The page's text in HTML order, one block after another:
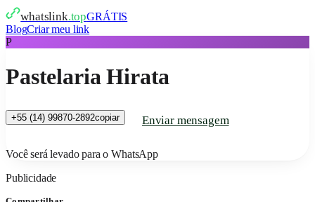
whatslink.topGRÁTIS
BlogCriar meu link
P
Pastelaria Hirata
+55 (14) 99870-2892copiar Enviar mensagem
Você será levado para o WhatsApp
Publicidade